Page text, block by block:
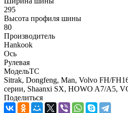
295
Высота профиля шины
80
Производитель
Hankook
Ось
Рулевая
МодельТС
Sitrak, Dongfeng, Man, Volvo FH/
серии, Shaanxi SX, HOWO A7/A5,
Поделиться